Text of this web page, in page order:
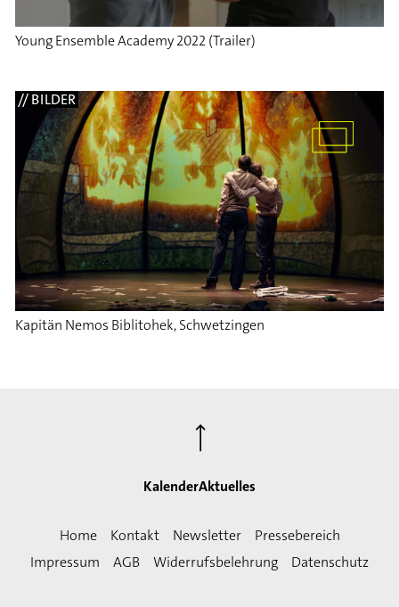
Young Ensemble Academy 2022 (Trailer)
// BILDER
Kapitän Nemos Biblitohek, Schwetzingen
KalenderAktuelles
⟶
Home Kontakt Newsletter
Pressebereich
Impressum
AGB Widerrufsbelehrung Datenschutz